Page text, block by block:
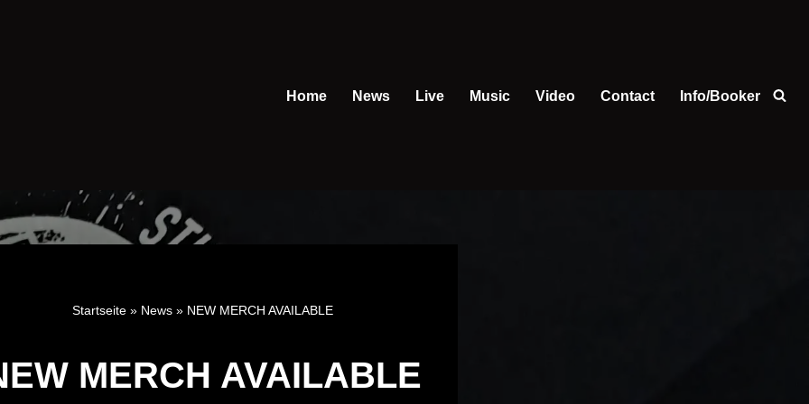
Home News Live Music Video Contact Info/Booker
Startseite» News» NEW MERCH AVAILABLE
MERCH AVAILABLE